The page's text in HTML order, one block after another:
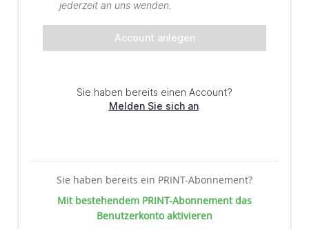
Sie haben bereits ein PRINT-Abonnement?
Mit bestehendem PRINT-Abonnement das
Benutzerkonto aktivieren